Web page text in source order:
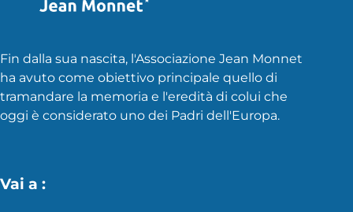
Fin dalla sua nascita, l'Associazione Jean Monnet
ha avuto come obiettivo principale quello di
tramandare la memoria e l'eredità di colui che
oggi è considerato uno dei Padri dell'Europa.
Vai a :